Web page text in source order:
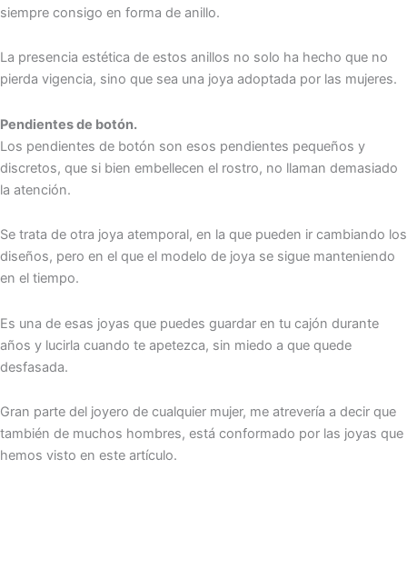
siempre consigo en forma de anillo.
La presencia estética de estos anillos no solo ha hecho que no
pierda vigencia, sino que sea una joya adoptada por las mujeres.
Pendientes de botón.
Los pendientes de botón son esos pendientes pequeños y
discretos, que si bien embellecen el rostro, no llaman demasiado
la atención.
Se trata de otra joya atemporal, en la que pueden ir cambiando los
diseños, pero en el que el modelo de joya se sigue manteniendo
en el tiempo.
Es una de esas joyas que puedes guardar en tu cajón durante
años y lucirla cuando te apetezca, sin miedo a que quede
desfasada.
Gran parte del joyero de cualquier mujer, me atrevería a decir que
también de muchos hombres, está conformado por las joyas que
hemos visto en este artículo.